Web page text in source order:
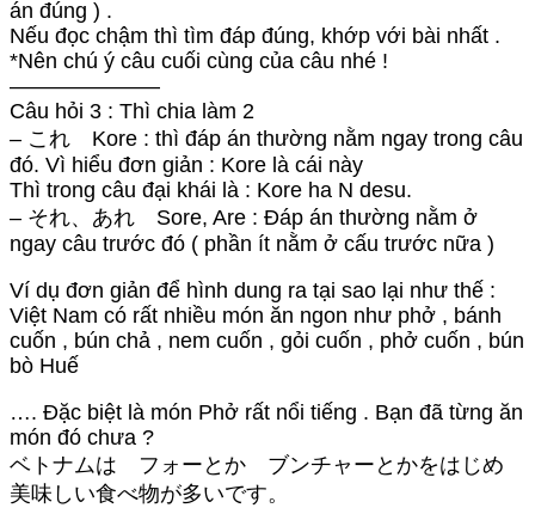
án đúng ) .
Nếu đọc chậm thì tìm đáp đúng, khớp với bài nhất .
*Nên chú ý câu cuối cùng của câu nhé !
———————
Câu hỏi 3 : Thì chia làm 2
– これ Kore : thì đáp án thường nằm ngay trong câu
đó. Vì hiểu đơn giản : Kore là cái này
Thì trong câu đại khái là : Kore ha N desu.
– それ、あれ Sore, Are : Đáp án thường nằm ở
ngay câu trước đó ( phần ít nằm ở cấu trước nữa )
Ví dụ đơn giản để hình dung ra tại sao lại như thế :
Việt Nam có rất nhiều món ăn ngon như phở , bánh
cuốn , bún chả , nem cuốn , gỏi cuốn , phở cuốn , bún
bò Huế
…. Đặc biệt là món Phở rất nổi tiếng . Bạn đã từng ăn
món đó chưa ?
ベトナムは フォーとか ブンチャーとかをはじめ
美味しい食べ物が多いです。